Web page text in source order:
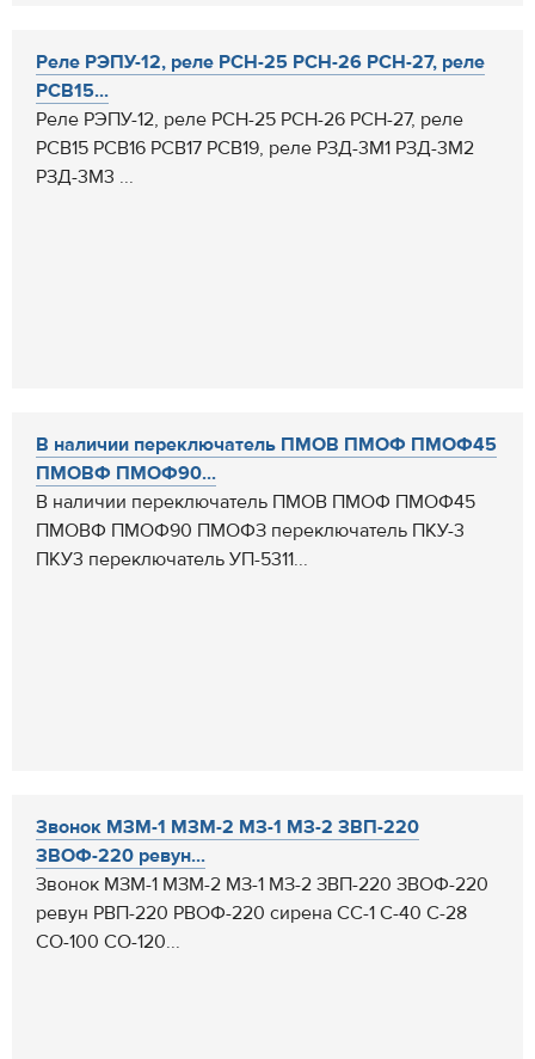
Реле РЭПУ-12, реле РСН-25 РСН-26 РСН-27, реле
РСВ15...
Реле РЭПУ-12, реле РСН-25 РСН-26 РСН-27, реле
РСВ15 РСВ16 РСВ17 РСВ19, реле РЗД-3М1 РЗД-3М2
РЗД-3М3 ...
В наличии переключатель ПМОВ ПМОФ ПМОФ45
ПМОВФ ПМОФ90...
В наличии переключатель ПМОВ ПМОФ ПМОФ45
ПМОВФ ПМОФ90 ПМОФЗ переключатель ПКУ-3
ПКУ3 переключатель УП-5311...
Звонок МЗМ-1 МЗМ-2 МЗ-1 МЗ-2 ЗВП-220
ЗВОФ-220 ревун...
Звонок МЗМ-1 МЗМ-2 МЗ-1 МЗ-2 ЗВП-220 ЗВОФ-220
ревун РВП-220 РВОФ-220 сирена СС-1 С-40 С-28
СО-100 СО-120...